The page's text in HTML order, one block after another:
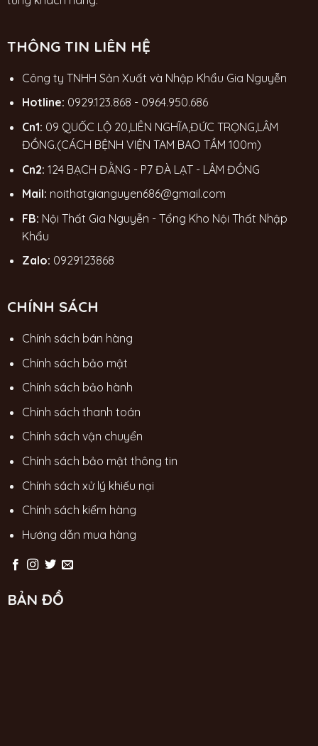
THÔNG TIN LIÊN HỆ
Công ty TNHH Sản Xuất và Nhập Khẩu Gia Nguyễn
Hotline: 0929.123.868 - 0964.950.686
Cn1: 09 QUỐC LỘ 20,LIÊN NGHĨA,ĐỨC TRỌNG,LÂM
ĐỒNG.(CÁCH BỆNH VIỆN TAM BAO TẦM 100m)
Cn2: 124 BẠCH ĐẰNG - P7 ĐÀ LẠT - LÂM ĐỒNG
Mail: noithatgianguyen686@gmail.com
FB: Nội Thất Gia Nguyễn - Tổng Kho Nội Thất Nhập
Khẩu
Zalo: 0929123868
CHÍNH SÁCH
Chính sách bán hàng
Chính sách bảo mật
Chính sách bảo hành
Chính sách thanh toán
Chính sách vận chuyển
Chính sách bảo mật thông tin
Chính sách xử lý khiếu nại
Chính sách kiểm hàng
Hướng dẫn mua hàng
BẢN ĐỒ